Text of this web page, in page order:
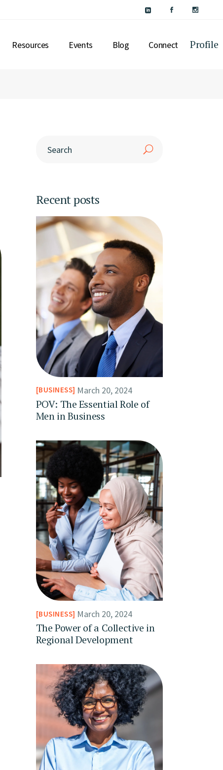
Resources
CONCIERGE
Events Blog Connect Profile
Recent posts
BUSINESS March 20, 2024
POV: The Essential Role of
Men in Business
BUSINESS March 20, 2024
The Power of a Collective in
Regional Development